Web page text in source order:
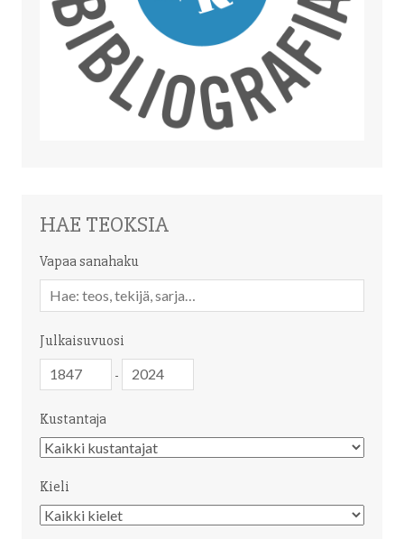
HAE TEOKSIA
Vapaa sanahaku
sanahaku
Julkaisuvuosi
-
Kustantaja
Kustantaja
Kieli
Kieli